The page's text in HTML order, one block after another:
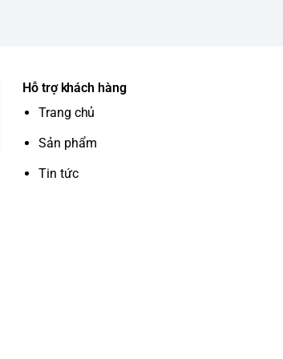
Hỗ trợ khách hàng
Trang chủ
Sản phẩm
Tin tức